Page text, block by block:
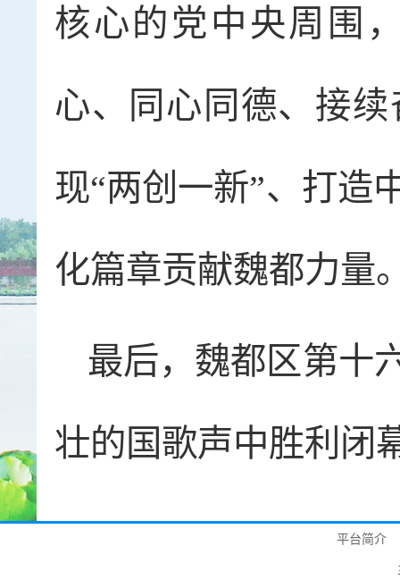
核心的党中央周围
心、同心同德、接
现“两创一新”、打造
化篇章贡献魏都力量
最后，魏都区第十
壮的国歌声中胜利闭
平台简介